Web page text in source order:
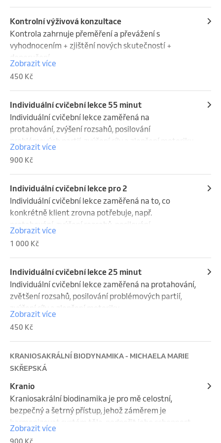
vyřešení konkrétních problémových ukazatelů.
a dosažení těch nejlepších výsledků pro Vás.
metabolický věk (opotřebování těla a orgánů)
hmotnost minerálů v kostech – ukazuje nosnost
kostry a riziko osteoporózy
a dalších ukazatelů, jako svalová hmota, fyzická
kondice, metabolický věk a bazální metabolismus.
+ vyhodnocení těchto ukazatelů a výstup v pdf.
Kontrolní výživová konzultace
Kontrola zahrnuje přeměření a převážení s
vyhodnocením + zjištění nových skutečností +
doporučení.
Zobrazit více
450 Kč
Individuální cvičební lekce 55 minut
Individuální cvičební lekce zaměřená na
protahování, zvýšení rozsahů, posilování
problémových partií, zvýšení síly a zlepšení motoriky.
Zobrazit více
900 Kč
Individuální cvičební lekce pro 2
Individuální cvičební lekce zaměřená na to, co
konkrétně klient zrovna potřebuje, např.
protahování, zvýšení rozsahů, posilování
problémových partií, zvýšení síly a zlepšení
motoriky...
Zobrazit více
1 000 Kč
Individuální cvičební lekce 25 minut
Individuální cvičební lekce zaměřená na protahování,
zvětšení rozsahů, posilování problémových partií,
zvýšení síly a zlepšení motoriky.
Zobrazit více
450 Kč
KRANIOSAKRÁLNÍ BIODYNAMIKA - MICHAELA MARIE
SKŘEPSKÁ
Kranio
Kraniosakrální biodinamika je pro mě celostní,
bezpečný a šetrný přístup, jehož záměrem je
harmonizovat systém těla, podpořit jeho schopnost
regenerace a směřovat celý proces ke zdraví a
Zobrazit více